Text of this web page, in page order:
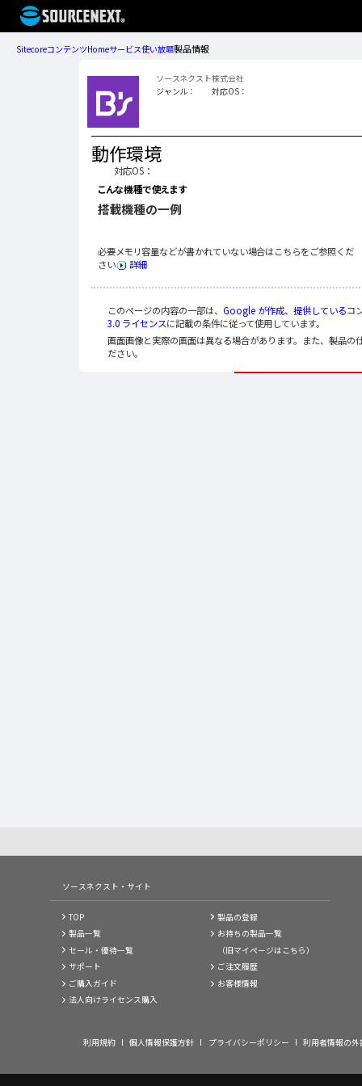
SitecoreコンテンツHomeサービス使い放題製品情報
ソースネクスト株式会社
ジャンル：
対応OS：
動作環境
対応OS：
こんな機種で使えます
搭載機種の一例
必要メモリ容量などが書かれていない場合はこちらをご参照くだ
さい
詳細
このページの内容の一部は、Google が作成、提供しているコ
3.0 ライセンスに記載の条件に従って使用しています。
画面画像と実際の画面は異なる場合があります。また、製品
ださい。
ソースネクスト・サイト
TOP
製品一覧
セール・優待一覧
サポート
ご購入ガイド
法人向けライセンス購入
製品の登録
お持ちの製品一覧
（旧マイページはこちら）
ご注文履歴
お客様情報
利用規約 個人情報保護方針 プライバシーポリシー 利用者情報の